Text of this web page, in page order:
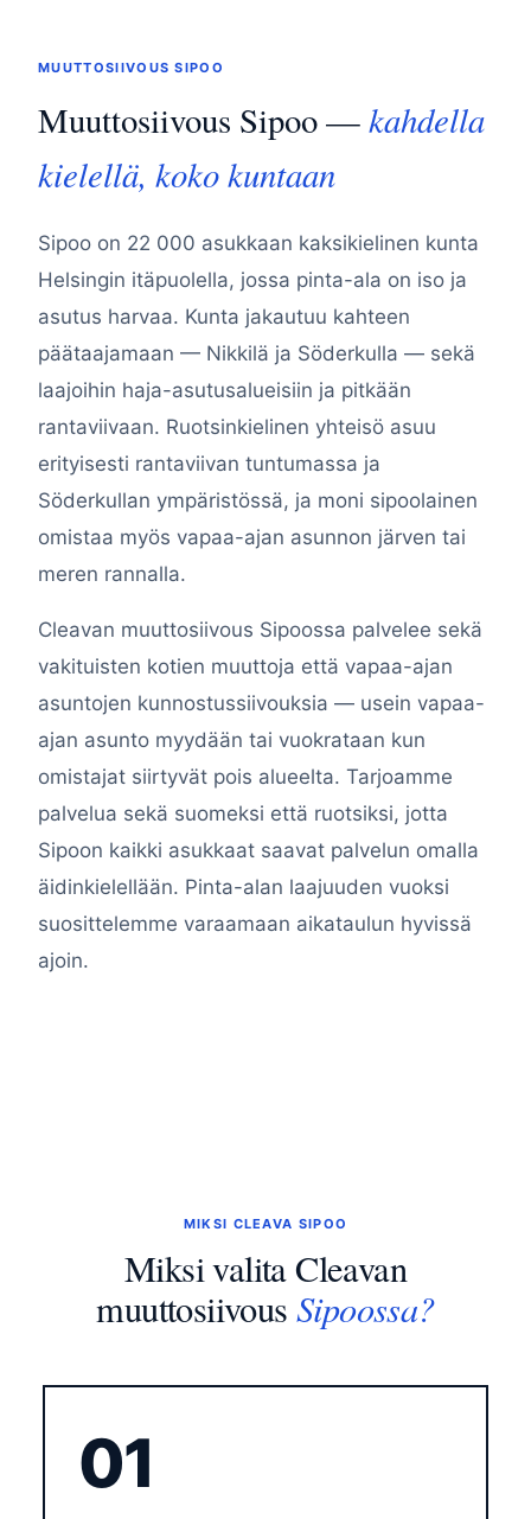
MUUTTOSIIVOUS SIPOO
Muuttosiivous Sipoo —kahdella
kielellä, koko kuntaan
Sipoo on 22 000 asukkaan kaksikielinen kunta
Helsingin itäpuolella, jossa pinta-ala on iso ja
asutus harvaa. Kunta jakautuu kahteen
päätaajamaan — Nikkilä ja Söderkulla — sekä
laajoihin haja-asutusalueisiin ja pitkään
rantaviivaan. Ruotsinkielinen yhteisö asuu
erityisesti rantaviivan tuntumassa ja
Söderkullan ympäristössä, ja moni sipoolainen
omistaa myös vapaa-ajan asunnon järven tai
meren rannalla.
Cleavan muuttosiivous Sipoossa palvelee sekä
vakituisten kotien muuttoja että vapaa-ajan
asuntojen kunnostussiivouksia — usein vapaa-
ajan asunto myydään tai vuokrataan kun
omistajat siirtyvät pois alueelta. Tarjoamme
palvelua sekä suomeksi että ruotsiksi, jotta
Sipoon kaikki asukkaat saavat palvelun omalla
äidinkielellään. Pinta-alan laajuuden vuoksi
suosittelemme varaamaan aikataulun hyvissä
ajoin.
MIKSI CLEAVA SIPOO
Miksi valita Cleavan
muuttosiivousSipoossa?
01